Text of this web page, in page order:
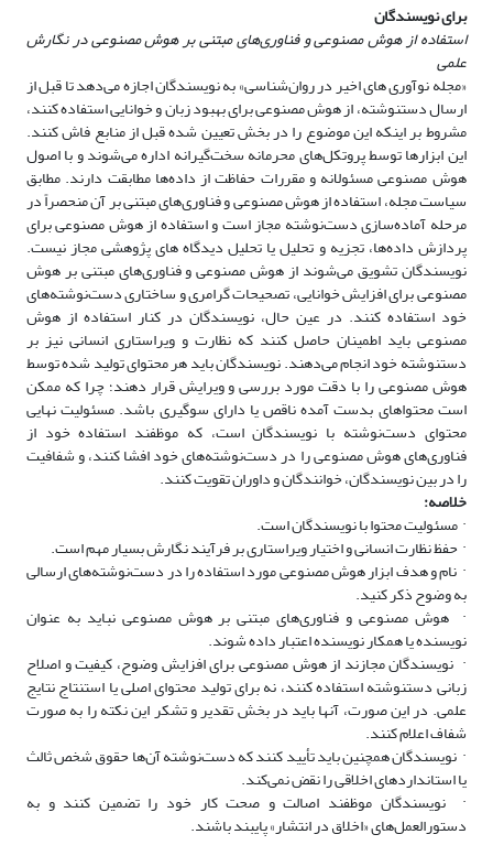
برای نویسندگان
استفاده از هوش مصنوعی و فناوری‌های مبتنی بر هوش مصنوعی در نگارش
علمی
«مجله نوآوری های اخیر در روان‌شناسی»به نویسندگان اجازه می‌دهد تا قبل از
ارسال دستنوشته، از هوش مصنوعی برای بهبود زبان و خوانایی استفاده کنند،
مشروط بر اینکه این موضوع را در بخش تعیین شده قبل از منابع فاش کنند.
این ابزارها توسط پروتکل‌های محرمانه سخت‌گیرانه اداره می‌شوند و با اصول
هوش مصنوعی مسئولانه و مقررات حفاظت از داده‌ها مطابقت دارند. مطابق
سیاست مجله، استفاده از هوش مصنوعی و فناوری‌های مبتنی بر آن منحصراً در
مرحله آماده‌سازی دست‌نوشته مجاز است و استفاده از هوش مصنوعی برای
پردازش داده‌ها، تجزیه و تحلیل یا تحلیل دیدگاه های پژوهشی مجاز نیست.
نویسندگان تشویق می‌شوند از هوش مصنوعی و فناوری‌های مبتنی بر هوش
مصنوعی برای افزایش خوانایی، تصحیحات گرامری و ساختاری دست‌نوشته‌های
خود استفاده کنند. در عین حال، نویسندگان در کنار استفاده از هوش
مصنوعی باید اطمینان حاصل کنند که نظارت و ویراستاری انسانی نیز بر
دستنوشته خود انجام می‌دهند. نویسندگان باید هر محتوای تولید شده توسط
هوش مصنوعی را با دقت مورد بررسی و ویرایش قرار دهند؛ چرا که ممکن
است محتواهای بدست آمده ناقص یا دارای سوگیری باشد. مسئولیت نهایی
محتوای دست‌نوشته با نویسندگان است، که موظفند استفاده خود از
فناوری‌های هوش مصنوعی را در دست‌نوشته‌های خود افشا کنند، و شفافیت
را در بین نویسندگان، خوانندگان و داوران تقویت کنند.
خلاصه:
·مسئولیت محتوا با نویسندگان است.
· حفظ نظارت انسانی و اختیار ویراستاری بر فرآیند نگارش بسیار مهم است.
· نام و هدف ابزار هوش مصنوعی مورد استفاده را در دست‌نوشته‌های ارسالی
به وضوح ذکر کنید.
· هوش مصنوعی و فناوری‌های مبتنی بر هوش مصنوعی نباید به عنوان
نویسنده یا همکار نویسنده اعتبار داده شوند.
· نویسندگان مجازند از هوش مصنوعی برای افزایش وضوح، کیفیت و اصلاح
زبانی دستنوشته استفاده کنند، نه برای تولید محتوای اصلی یا استنتاج نتایج
علمی. در این صورت، آنها باید در بخش تقدیر و تشکر این نکته را به صورت
شفاف اعلام کنند.
· نویسندگان همچنین باید تأیید کنند که دست‌نوشته آن‌ها حقوق شخص ثالث
یا استانداردهای اخلاقی را نقض نمی‌کند.
· نویسندگان موظفند اصالت و صحت کار خود را تضمین کنند و به
دستورالعمل‌های «اخلاق در انتشار» پایبند باشند.